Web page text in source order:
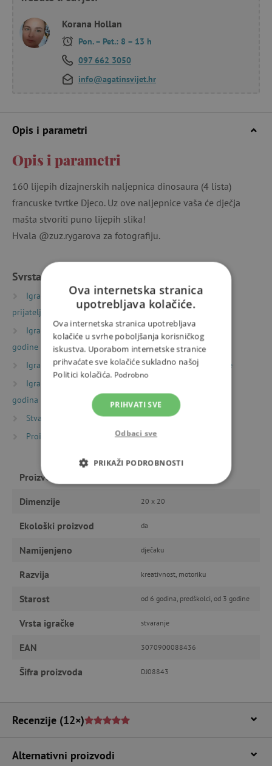
Korana Hollan
Pon. – Pet.: 8 – 13 h
097 662 3050
info@agatinsvijet.hr
Opis i parametri
Opis i parametri
160 lijepih dizajnerskih naljepnica dinosaura (4 lista)
francuske tvrtke Djeco. Uz ove naljepnice vaša će dječja
mašta stvoriti puno lijepih slika!
Hvala @zuz.rygarova za fotografiju.
Svrstano u kategorije
Igračke prema vrsti Sitni pokloni
Darovi za
prijatelje
Igračke prema starosti
Igre i igračke za djecu od 3
godine
Igračke prema starosti
Igre i igračke za predškolce
Igračke prema starosti
godina
Stvaranje
Naljepnice
Proizvođači
Proizvođač
Dimenzije 20 x 20
Ekološki proizvod da
Namijenjeno dječaku
Razvija kreativnost, motoriku
Starost od 6 godina, predškolci, od 3 godine
Vrsta igračke stvaranje
EAN 3070900088436
Šifra proizvoda DJ08843
Recenzije (12×)
Alternativni proizvodi
Ova internetska stranica
upotrebljava kolačiće.
Ova internetska stranica upotrebljava
kolačiće u svrhe poboljšanja korisničkog
iskustva. Uporabom internetske stranice
prihvaćate sve kolačiće sukladno našoj
Politici kolačića. Podrobno
PRIHVATI SVE
Odbaci sve
PRIKAŽI PODROBNOSTI
FUNKCIONALNOST
Nužno potrebni kolačići
Izvedba
Funkcionalnost
Nužno potrebni kolačići omogućavaju osnovnu
funkcionalnost internetske stranice, kao što su
računa. Internetsku stranicu ne možete
Ime
CookieScriptConsent
CookieScript